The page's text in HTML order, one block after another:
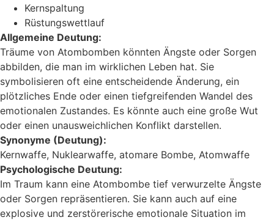
Kernspaltung
Rüstungswettlauf
Allgemeine Deutung:
Träume von Atombomben könnten Ängste oder Sorgen
abbilden, die man im wirklichen Leben hat. Sie
symbolisieren oft eine entscheidende Änderung, ein
plötzliches Ende oder einen tiefgreifenden Wandel des
emotionalen Zustandes. Es könnte auch eine große Wut
oder einen unausweichlichen Konflikt darstellen.
Synonyme (Deutung):
Kernwaffe, Nuklearwaffe, atomare Bombe, Atomwaffe
Psychologische Deutung:
Im Traum kann eine Atombombe tief verwurzelte Ängste
oder Sorgen repräsentieren. Sie kann auch auf eine
explosive und zerstörerische emotionale Situation im